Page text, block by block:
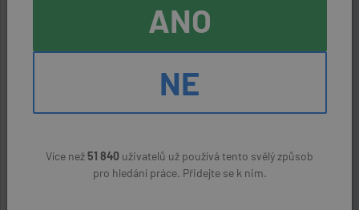
Doplňovač/ka zboží - drogerie a nápoje |
Natanna s.r.o.
ANO
NE
Více než51 840 uživatelů už používá tento svělý způsob
pro hledání práce. Přidejte se k nim.